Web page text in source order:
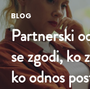
BLOG
Partnerski
se zgodi, ko
ko odnos